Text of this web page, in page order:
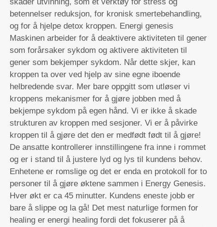
betennelser reduksjon, for kronisk smertebehandling,
og for å hjelpe detox kroppen. Energi genesis
Maskinen arbeider for å deaktivere aktiviteten til gener
som forårsaker sykdom og aktivere aktiviteten til
gener som bekjemper sykdom. Når dette skjer, kan
kroppen ta over ved hjelp av sine egne iboende
helbredende svar. Mer bare oppgitt som utløser vi
kroppens mekanismer for å gjøre jobben med å
bekjempe sykdom på egen hånd. Vi er ikke å skade
strukturen av kroppen med sesjoner. Vi er å påvirke
kroppen til å gjøre det den er medfødt født til å gjøre!
De ansatte kontrollerer innstillingene fra inne i rommet
og er i stand til å justere lyd og lys til kundens behov.
Enhetene er romslige og det er enda en protokoll for to
personer til å gjøre øktene sammen i Energy Genesis.
Hver økt er ca 45 minutter. Kundens eneste jobb er
bare å slippe og la gå! Det mest naturlige formen for
healing er energi healing fordi det fokuserer på å